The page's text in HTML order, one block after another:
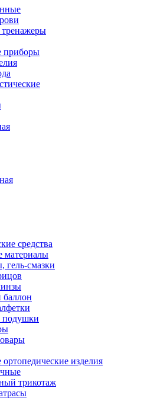
приборы
средства
материалы
гель-смазки
подушки
изделия
трикотаж